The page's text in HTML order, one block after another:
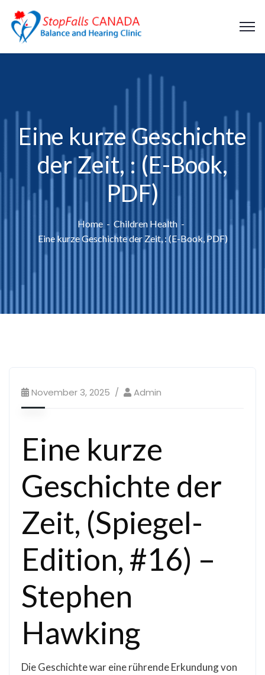
Eine kurze Geschichte
der Zeit, : (E-Book,
PDF)
Home
Children Health
Eine kurze Geschichte der Zeit, : (E-Book, PDF)
November 3, 2025 Admin
Eine kurze
Geschichte der
Zeit, (Spiegel-
Edition, #16) –
Stephen
Hawking
Die Geschichte war eine rührende Erkundung von